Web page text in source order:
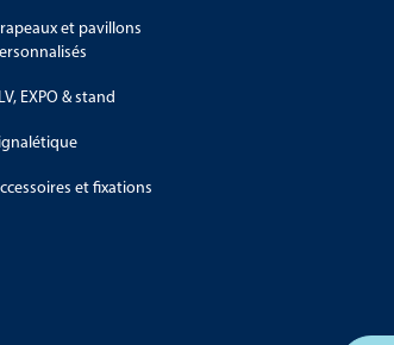
et pavillons
EXPO & stand
et fixations